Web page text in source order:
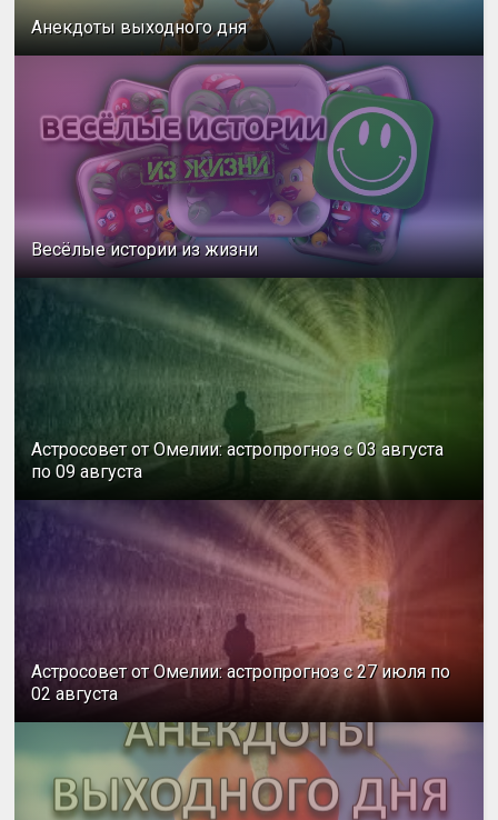
Анекдоты выходного дня
Весёлые истории из жизни
Астросовет от Омелии: астропрогноз с 03 августа
по 09 августа
Астросовет от Омелии: астропрогноз с 27 июля по
02 августа